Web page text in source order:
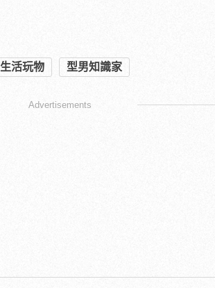
生活玩物 型男知識家
Advertisements